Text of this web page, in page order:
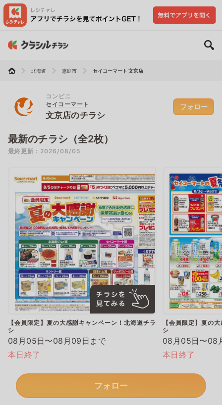
北海道 恵庭市 セイコーマート 文京店
コンビニ
セイコーマート
文京店のチラシ
フォロー
最新のチラシ（全2枚）
最終更新：2026/08/05
【会員限定】夏の大感謝キャンペーン！北海道チラ
シ
08月05日〜08月09日まで
本日終了
【会員限定】夏の
シ
08月05日〜08
本日終了
フォロー